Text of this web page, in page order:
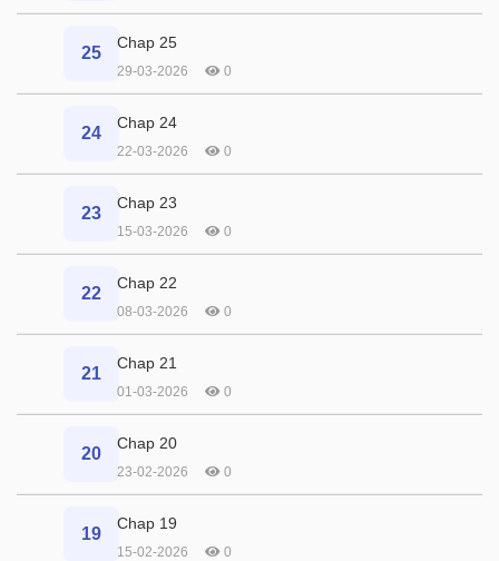
25
Chap 25
29-03-2026 0
24
Chap 24
22-03-2026 0
23
Chap 23
15-03-2026 0
22
Chap 22
08-03-2026 0
21
Chap 21
01-03-2026 0
20
Chap 20
23-02-2026 0
19
Chap 19
15-02-2026 0